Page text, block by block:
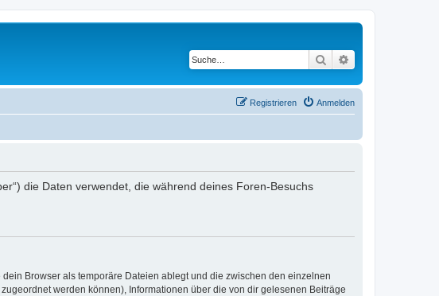
Suche
Anmelden
Registrieren
die Daten verwendet, die während deines Foren-Besuchs
Browser als temporäre Dateien ablegt und die zwischen den einzelnen
werden können), Informationen über die von dir gelesenen Beiträge